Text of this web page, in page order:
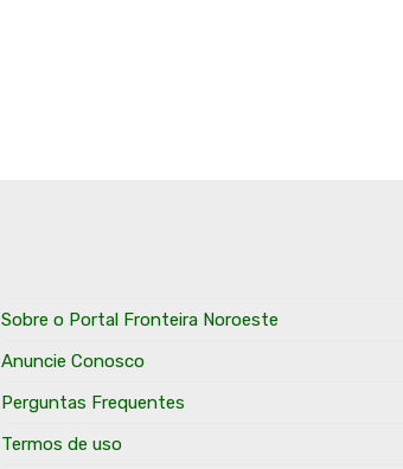
Sobre o Portal Fronteira Noroeste
Anuncie Conosco
Perguntas Frequentes
Termos de uso